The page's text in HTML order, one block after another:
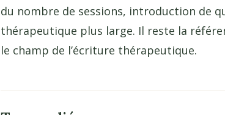
du nombre de sessions, introduction de
thérapeutique plus large. Il reste la
le champ de l’écriture thérapeutique.